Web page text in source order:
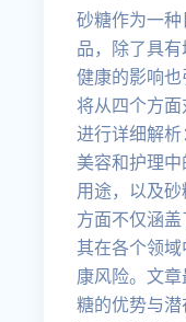
砂糖作为一
品，除了具
健康的影响
将从四个方
进行详细解
美容和护理
用途，以及
方面不仅涵
其在各个领
康风险。文
糖的优势与